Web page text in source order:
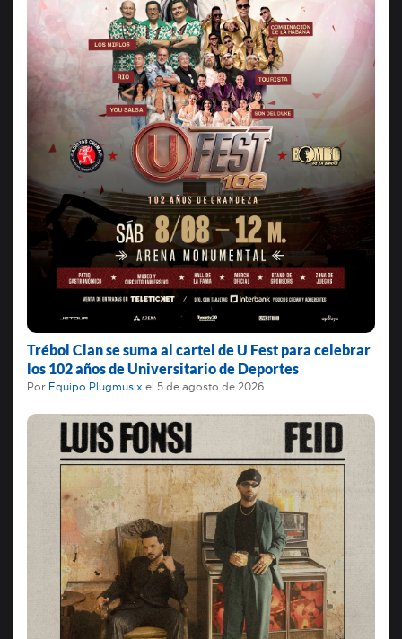
Trébol Clan se suma al cartel de U Fest para celebrar
los 102 años de Universitario de Deportes
Por Equipo Plugmusix el 5 de agosto de 2026